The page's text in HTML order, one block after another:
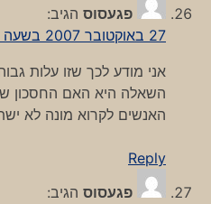
פגעסוס הגיב:
27 באוקטובר 2007 בשעה 23:10
אני מודע לכך שזו עלות
השאלה היא האם החסכון
האנשים לקרוא מונה לא
Reply
פגעסוס הגיב: